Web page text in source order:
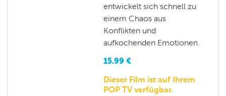
entwickelt sich schnell zu
einem Chaos aus
Konflikten und
aufkochenden Emotionen.
15.99 €
Dieser Film ist auf Ihrem
POP TV verfügbar.